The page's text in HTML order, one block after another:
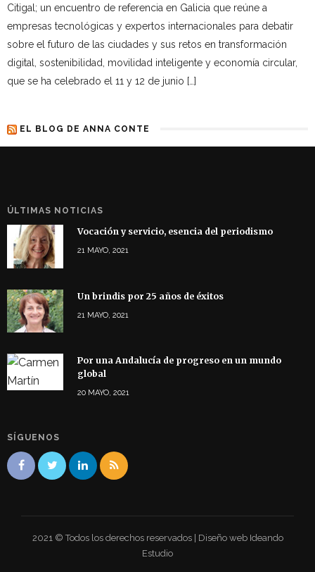
Citigal; un encuentro de referencia en Galicia que reúne a
empresas tecnológicas y expertos internacionales para debatir
sobre el futuro de las ciudades y sus retos en transformación
digital, sostenibilidad, movilidad inteligente y economía circular,
que se ha celebrado el 11 y 12 de junio […]
EL BLOG DE ANNA CONTE
ÚLTIMAS NOTICIAS
Vocación y servicio, esencia del periodismo
21 MAYO, 2021
Un brindis por 25 años de éxitos
21 MAYO, 2021
Por una Andalucía de progreso en un mundo
global
20 MAYO, 2021
SÍGUENOS
2021 © Todos los derechos reservados | Diseño web Ideando
Estudio